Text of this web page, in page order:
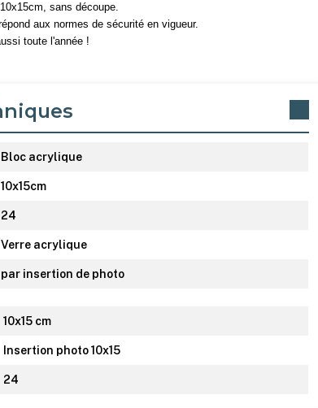
sans découpe.
aux normes de sécurité en vigueur.
toute l'année !
Bloc acrylique
10x15cm
24
Verre acrylique
par insertion de photo
10x15 cm
Insertion photo 10x15
24